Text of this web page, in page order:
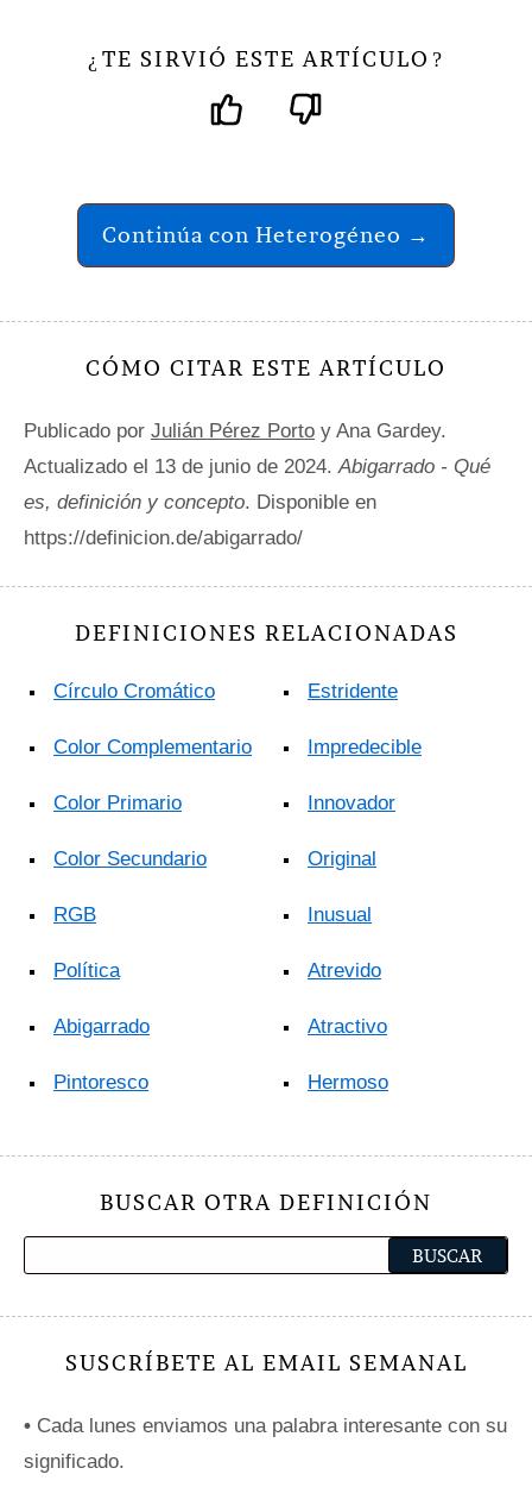
¿ TE SIRVIÓ ESTE ARTÍCULO ?
Continúa con Heterogéneo →
CÓMO CITAR ESTE ARTÍCULO
Publicado por Julián Pérez Porto y Ana Gardey.
Actualizado el 13 de junio de 2024. Abigarrado - Qué
es, definición y concepto. Disponible en
https://definicion.de/abigarrado/
DEFINICIONES RELACIONADAS
Círculo Cromático
Color Complementario
Color Primario
Color Secundario
RGB
Política
Abigarrado
Pintoresco
Estridente
Impredecible
Innovador
Original
Inusual
Atrevido
Atractivo
Hermoso
BUSCAR OTRA DEFINICIÓN
SUSCRÍBETE AL EMAIL SEMANAL
• Cada lunes enviamos una palabra interesante con su
significado.